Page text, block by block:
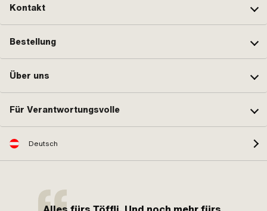
Kontakt
Bestellung
Über uns
Für Verantwortungsvolle
Deutsch